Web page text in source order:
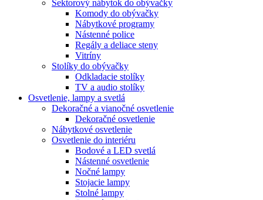
Sektorový nábytok do obývačky
Komody do obývačky
Nábytkové programy
Nástenné police
Regály a deliace steny
Vitríny
Stolíky do obývačky
Odkladacie stolíky
TV a audio stolíky
Osvetlenie, lampy a svetlá
Dekoračné a vianočné osvetlenie
Dekoračné osvetlenie
Nábytkové osvetlenie
Osvetlenie do interiéru
Bodové a LED svetlá
Nástenné osvetlenie
Nočné lampy
Stojacie lampy
Stolné lampy